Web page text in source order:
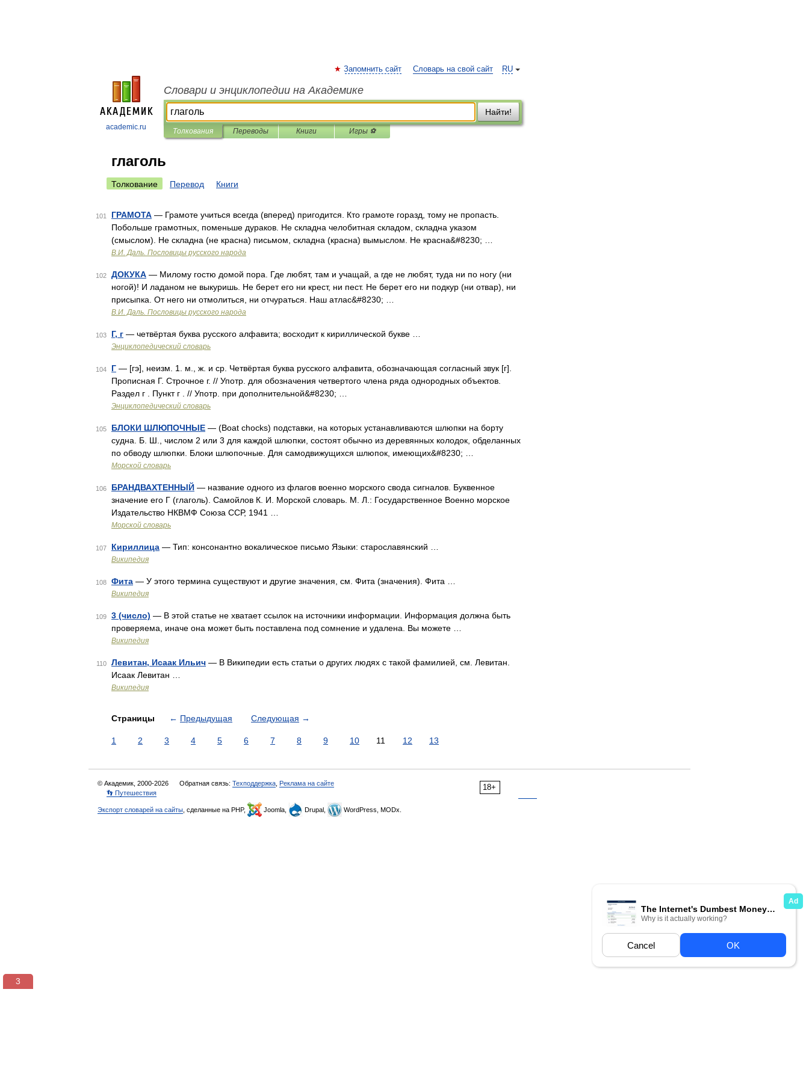
academic.ru
RU
Запомнить сайт Словарь на свой сайт
Словари и энциклопедии на Академике
Найти!
Толкования Переводы Книги Игры ⚽
глаголь
Толкование Перевод Книги
101 ГРАМОТА — Грамоте учиться всегда (вперед) пригодится. Кто грамоте горазд, тому не пропасть.
Побольше грамотных, поменьше дураков. Не складна челобитная складом, складна указом
(смыслом). Не складна (не красна) письмом, складна (красна) вымыслом. Не красна&#8230; …
В.И. Даль. Пословицы русского народа
102 ДОКУКА — Милому гостю домой пора. Где любят, там и учащай, а где не любят, туда ни по ногу (ни
ногой)! И ладаном не выкуришь. Не берет его ни крест, ни пест. Не берет его ни подкур (ни отвар), ни
присыпка. От него ни отмолиться, ни отчураться. Наш атлас&#8230; …
В.И. Даль. Пословицы русского народа
103 Г, г — четвёртая буква русского алфавита; восходит к кириллической букве …
Энциклопедический словарь
104 Г — [гэ], неизм. 1. м., ж. и ср. Четвёртая буква русского алфавита, обозначающая согласный звук [г].
Прописная Г. Строчное г. // Употр. для обозначения четвертого члена ряда однородных объектов.
Раздел г . Пункт г . // Употр. при дополнительной&#8230; …
Энциклопедический словарь
105 БЛОКИ ШЛЮПОЧНЫЕ — (Boat chocks) подставки, на которых устанавливаются шлюпки на борту
судна. Б. Ш., числом 2 или 3 для каждой шлюпки, состоят обычно из деревянных колодок, обделанных
по обводу шлюпки. Блоки шлюпочные. Для самодвижущихся шлюпок, имеющих&#8230; …
Морской словарь
106 БРАНДВАХТЕННЫЙ — название одного из флагов военно морского свода сигналов. Буквенное
значение его Г (глаголь). Самойлов К. И. Морской словарь. М. Л.: Государственное Военно морское
Издательство НКВМФ Союза ССР, 1941 …
Морской словарь
107 Кириллица — Тип: консонантно вокалическое письмо Языки: старославянский …
Википедия
108 Фита — У этого термина существуют и другие значения, см. Фита (значения). Фита …
Википедия
109 3 (число) — В этой статье не хватает ссылок на источники информации. Информация должна быть
проверяема, иначе она может быть поставлена под сомнение и удалена. Вы можете …
Википедия
110 Левитан, Исаак Ильич — В Википедии есть статьи о других людях с такой фамилией, см. Левитан.
Исаак Левитан …
Википедия
Страницы ← Предыдущая Следующая →
1 2 3 4 5 6 7 8 9 10 11 12 13
18+
© Академик, 2000-2026 Обратная связь: Техподдержка Реклама на сайте
👣 Путешествия
Экспорт словарей на сайты , сделанные на PHP, Joomla, Drupal, WordPress, MODx.
3